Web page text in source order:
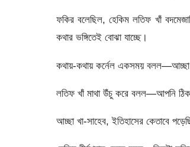
ফকির বলেছিল, হেকিম লতিফ খাঁ
কথার ভঙ্গিতেই বোঝা যাচ্ছে।
কথায়-কথায় কর্নেল একসময় বলল—আচ্ছা
লতিফ খাঁ মাথা উঁচু করে বলল—আপনি
আচ্ছা খা-সাহেব, ইতিহাসের কেতাবে